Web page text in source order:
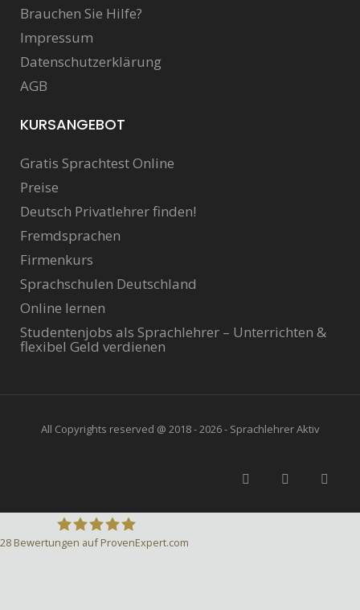
Brauchen Sie Hilfe?
Impressum
Datenschutzerklärung
AGB
KURSANGEBOT
Gratis Sprachtest Online
Preise
Deutsch Privatlehrer finden!
Fremdsprachen
Firmenkurs
Sprachschulen Deutschland
Online lernen
Studentenjobs als Sprachlehrer – Unterrichten &
flexibel Geld verdienen
All Copyrights reserved @ 2018 - 2026 - Sprachlehrer Aktiv
28 Bewertungen auf ProvenExpert.com